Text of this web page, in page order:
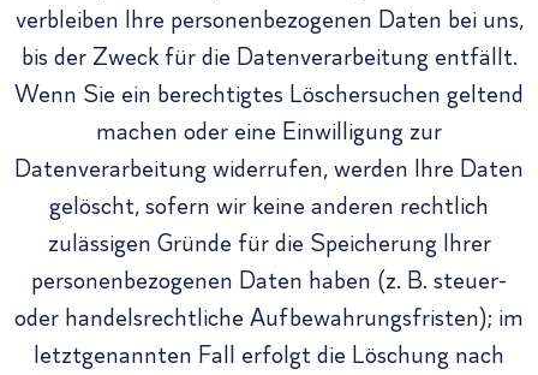
verbleiben Ihre personenbezogenen Daten bei uns,
bis der Zweck für die Datenverarbeitung entfällt.
Wenn Sie ein berechtigtes Löschersuchen geltend
machen oder eine Einwilligung zur
Datenverarbeitung widerrufen, werden Ihre Daten
gelöscht, sofern wir keine anderen rechtlich
zulässigen Gründe für die Speicherung Ihrer
personenbezogenen Daten haben (z. B. steuer-
oder handelsrechtliche Aufbewahrungsfristen); im
letztgenannten Fall erfolgt die Löschung nach